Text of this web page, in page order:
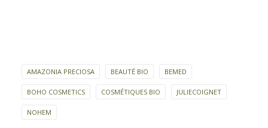
AMAZONIA PRECIOSA BEAUTÉ BIO BEMED
BOHO COSMETICS COSMÉTIQUES BIO JULIECOIGNET
NOHEM